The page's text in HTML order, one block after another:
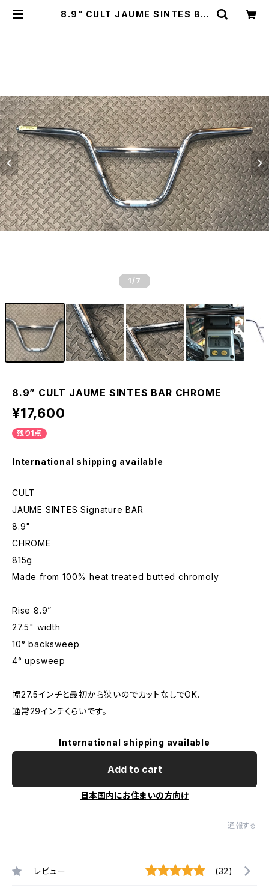
8.9” CULT JAUME SINTES BA
1 /7
8.9” CULT JAUME SINTES BAR CHROME
¥17,600
残り1点
International shipping available
CULT
JAUME SINTES Signature BAR
8.9"
CHROME
815g
Made from 100% heat treated butted chromoly
Rise 8.9”
27.5" width
10° backsweep
4° upsweep
幅27.5インチと最初から狭いのでカットなしでOK.
通常29インチくらいです。
International shipping available
Add to cart
日本国内にお住まいの方向け
通報する
レビュー (32)